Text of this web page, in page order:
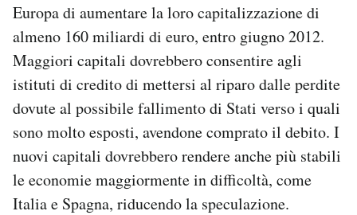
Europa di aumentare la loro capitalizzazione di
almeno 160 miliardi di euro, entro giugno 2012.
Maggiori capitali dovrebbero consentire agli
istituti di credito di mettersi al riparo dalle perdite
dovute al possibile fallimento di Stati verso i quali
sono molto esposti, avendone comprato il debito. I
nuovi capitali dovrebbero rendere anche più stabili
le economie maggiormente in difficoltà, come
Italia e Spagna, riducendo la speculazione.